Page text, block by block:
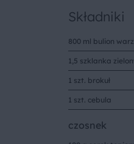
Składniki
800 ml bulion
1,5 szklanka
1 szt. brokuł
1 szt. cebula
czosnek